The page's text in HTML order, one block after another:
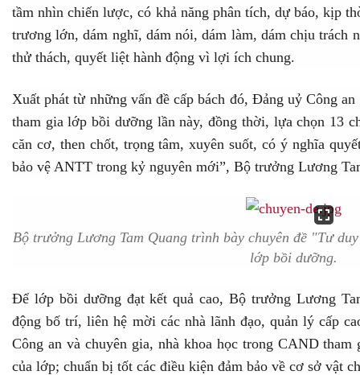
tầm nhìn chiến lược, có khả năng phân tích, dự báo, kịp
trương lớn, dám nghĩ, dám nói, dám làm, dám chịu trách
thử thách, quyết liệt hành động vì lợi ích chung.
Xuất phát từ những vấn đề cấp bách đó, Đảng uỷ Công
tham gia lớp bồi dưỡng lần này, đồng thời, lựa chọn 13
căn cơ, then chốt, trọng tâm, xuyên suốt, có ý nghĩa
bảo vệ ANTT trong kỷ nguyên mới”, Bộ trưởng Lương
Bộ trưởng Lương Tam Quang trình bày chuyên đề "Tư
lớp bồi dưỡng.
Để lớp bồi dưỡng đạt kết quả cao, Bộ trưởng Lương
động bố trí, liên hệ mời các nhà lãnh đạo, quản lý cấp
Công an và chuyên gia, nhà khoa học trong CAND
của lớp; chuẩn bị tốt các điều kiện đảm bảo về cơ sở vật